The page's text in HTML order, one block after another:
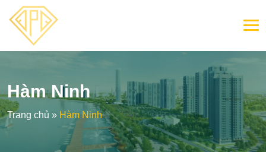
Hàm Ninh
Trang chủ » Hàm Ninh